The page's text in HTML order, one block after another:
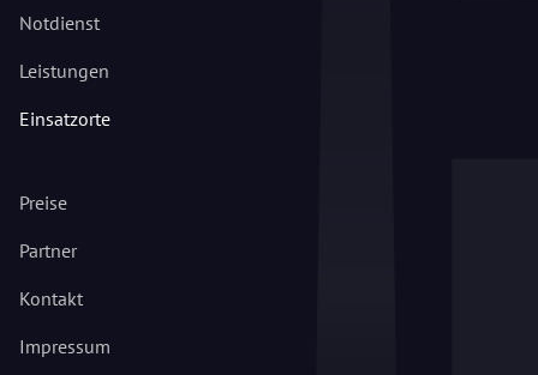
Notdienst
Leistungen
Einsatzorte
Preise
Partner
Kontakt
Impressum